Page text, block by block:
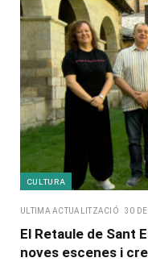
CULTURA
ULTIMA ACTUALITZACIÓ 30
El Retaule de Sant
noves escenes i